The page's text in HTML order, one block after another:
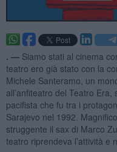
. — Siamo stati al cinema
teatro ero già stato con la
Michele Santeramo, un
all’anfiteatro del Teatro
pacifista che fu tra i
Sarajevo nel 1992.
struggente il sax di Marco
teatro riprendeva l’attività e